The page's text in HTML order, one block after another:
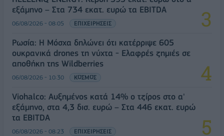
εξάμηνο – Στα 734 εκατ. ευρώ τα EBITDA
06/08/2026 - 08:05 ΕΠΙΧΕΙΡΗΣΕΙΣ
Ρωσία: Η Μόσχα δηλώνει ότι κατέρριψε 605
ουκρανικά drones τη νύχτα - Ελαφρές ζημιές σε
αποθήκη της Wildberries
06/08/2026 - 10:30 ΚΟΣΜΟΣ
Viohalco: Αυξημένος κατά 14% ο τζίρος στο α'
εξάμηνο, στα 4,3 δισ. ευρώ – Στα 446 εκατ. ευρώ
τα EBITDA
06/08/2026 - 08:23 ΕΠΙΧΕΙΡΗΣΕΙΣ